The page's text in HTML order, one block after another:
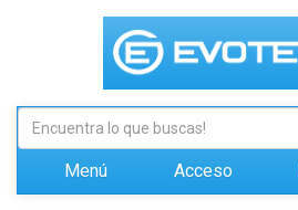
Menú Acceso